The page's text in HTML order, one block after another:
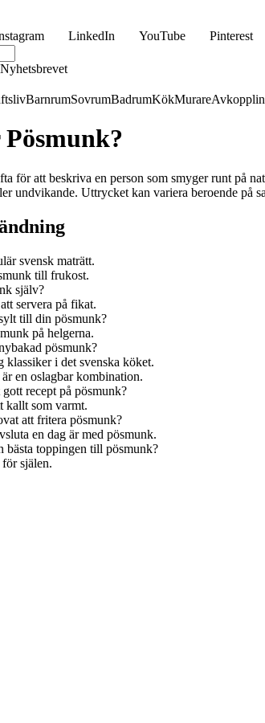
LinkedIn YouTube Pinterest
Nyhetsbrevet
BarnrumSovrumBadrumKökMurare
för att beskriva en person som smyger runt på
undvikande. Uttrycket kan variera beroende på
svensk maträtt.
till frukost.
själv?
servera på fikat.
till din pösmunk?
på helgerna.
pösmunk?
klassiker i det svenska köket.
en oslagbar kombination.
recept på pösmunk?
kallt som varmt.
att fritera pösmunk?
en dag är med pösmunk.
bästa toppingen till pösmunk?
själen.